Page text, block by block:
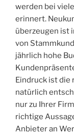
werden bei
erinnert.
überzeugen ist
von
jährlich hohe
Eindruck ist
natürlich
nur zu Ihrer
richtige
Anbieter an